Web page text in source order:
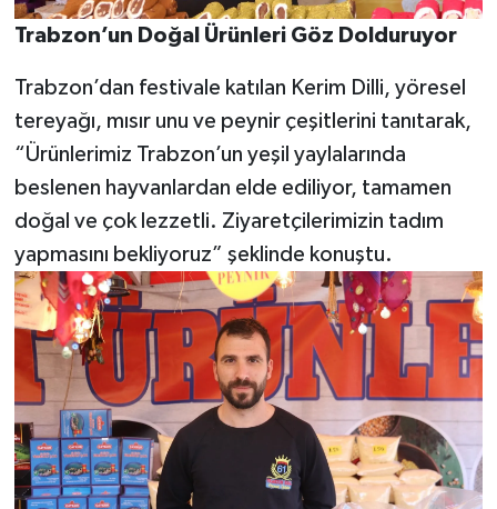
Trabzon’un Doğal Ürünleri Göz Dolduruyor
Trabzon’dan festivale katılan Kerim Dilli, yöresel
tereyağı, mısır unu ve peynir çeşitlerini tanıtarak,
“Ürünlerimiz Trabzon’un yeşil yaylalarında
beslenen hayvanlardan elde ediliyor, tamamen
doğal ve çok lezzetli. Ziyaretçilerimizin tadım
yapmasını bekliyoruz” şeklinde konuştu.